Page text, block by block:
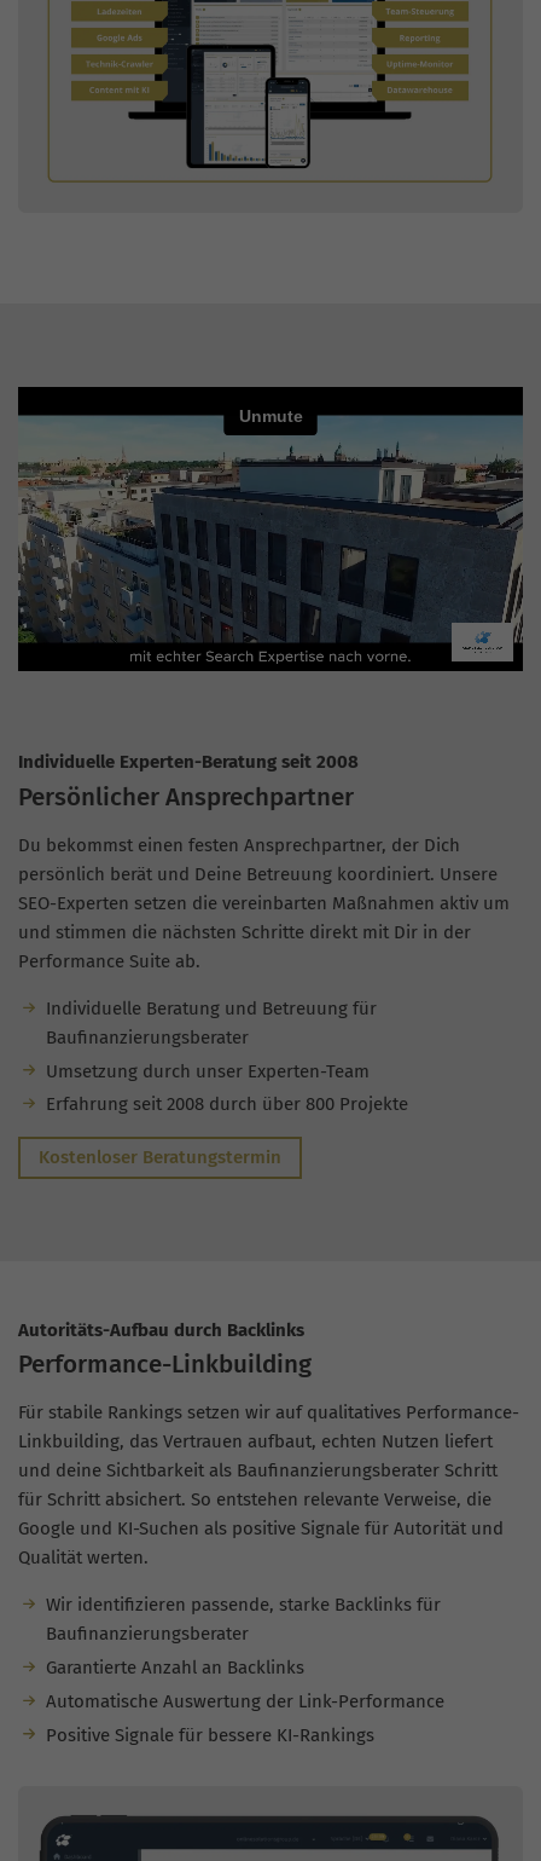
Individuelle Experten-Beratung seit 2008
Persönlicher Ansprechpartner
Du bekommst einen festen Ansprechpartner, der Dich
persönlich berät und Deine Betreuung koordiniert. Unsere
SEO-Experten setzen die vereinbarten Maßnahmen aktiv um
und stimmen die nächsten Schritte direkt mit Dir in der
Performance Suite ab.
Individuelle Beratung und Betreuung für
Baufinanzierungsberater
Umsetzung durch unser Experten-Team
Erfahrung seit 2008 durch über 800 Projekte
Kostenloser Beratungstermin
Autoritäts-Aufbau durch Backlinks
Performance-Linkbuilding
Für stabile Rankings setzen wir auf qualitatives Performance-
Linkbuilding, das Vertrauen aufbaut, echten Nutzen liefert
und deine Sichtbarkeit als Baufinanzierungsberater Schritt
für Schritt absichert. So entstehen relevante Verweise, die
Google und KI-Suchen als positive Signale für Autorität und
Qualität werten.
Wir identifizieren passende, starke Backlinks für
Baufinanzierungsberater
Garantierte Anzahl an Backlinks
Automatische Auswertung der Link-Performance
Positive Signale für bessere KI-Rankings